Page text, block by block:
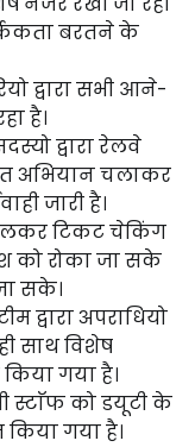
बरतने के
द्वारा सभी आने-
है।
द्वारा रेलवे
अभियान चलाकर
जारी है।
टिकट चेकिंग
को रोका जा सके
सके।
द्वारा अपराधियो
साथ विशेष
गया है।
स्टाॅफ को डयूटी के
गया है।